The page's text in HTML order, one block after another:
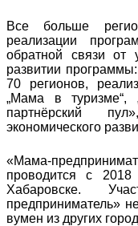
Все больше
реализации
обратной связи
развитии
70 регионов,
„Мама в туризме“,
партнёрский
экономического
«Мама-
проводится с
Хабаровске.
предприниматель»
вумен из других